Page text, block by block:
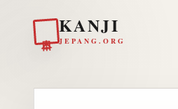
KANJI
JEPANG.ORG